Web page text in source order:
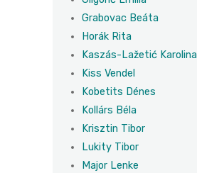
Grabovac Beáta
Horák Rita
Kaszás-Lažetić Karolina
Kiss Vendel
Kobetits Dénes
Kollárs Béla
Krisztin Tibor
Lukity Tibor
Major Lenke